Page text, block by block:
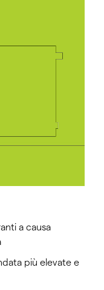
a causa
più elevate e